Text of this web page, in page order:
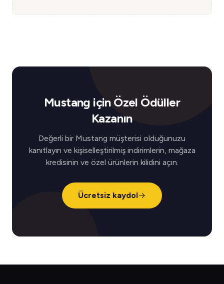
Mustang için Özel Ödüller
Kazanın
Değerli bir Mustang müşterisi olduğunuzu
kanıtlayın ve kişiselleştirilmiş indirimlerin, mağaza
kredisinin ve özel ürünlerin kilidini açın.
Ücretsiz kaydol